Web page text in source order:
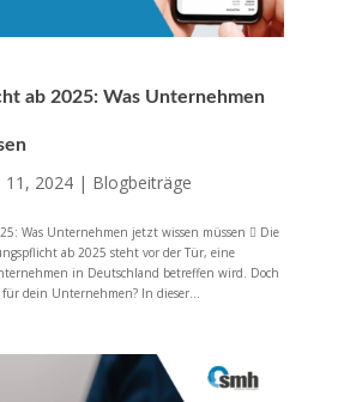
ab 2025: Was Unternehmen
11, 2024| Blogbeiträge
Was Unternehmen jetzt wissen müssen  Die
ab 2025 steht vor der Tür, eine
in Deutschland betreffen wird. Doch
dein Unternehmen? In dieser...